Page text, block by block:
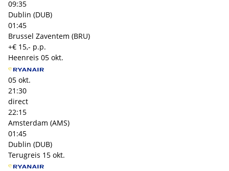
09:35
Dublin (DUB)
01:45
Brussel Zaventem (BRU)
+€ 15,- p.p.
Heenreis 05 okt.
05 okt.
21:30
direct
22:15
Amsterdam (AMS)
01:45
Dublin (DUB)
Terugreis 15 okt.